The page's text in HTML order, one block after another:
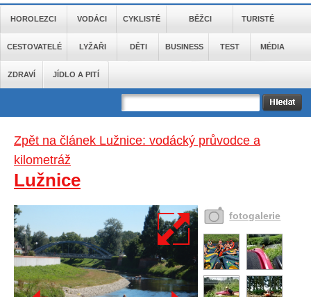
HOROLEZCI VODÁCI CYKLISTÉ BĚŽCI TURISTÉ
CESTOVATELÉ LYŽAŘI DĚTI BUSINESS TEST MÉDIA
ZDRAVÍ JÍDLO A PITÍ
Zpět na článek Lužnice: vodácký průvodce a
kilometráž
Lužnice
fotogalerie